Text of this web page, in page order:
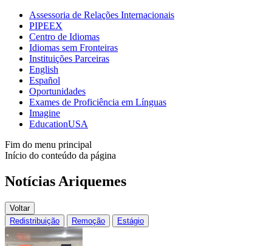
Assessoria de Relações Internacionais
PIPEEX
Centro de Idiomas
Idiomas sem Fronteiras
Instituições Parceiras
English
Español
Oportunidades
Exames de Proficiência em Línguas
Imagine
EducationUSA
Fim do menu principal
Início do conteúdo da página
Notícias Ariquemes
Voltar
Redistribuição
Remoção Estágio